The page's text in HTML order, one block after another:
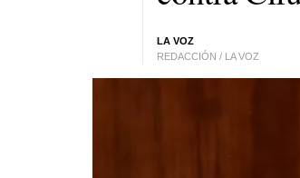
LA VOZ
REDACCIÓN / LA VOZ